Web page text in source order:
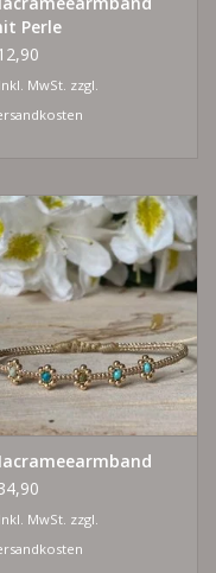
Perle
MwSt. zzgl.
MwSt. zzgl.